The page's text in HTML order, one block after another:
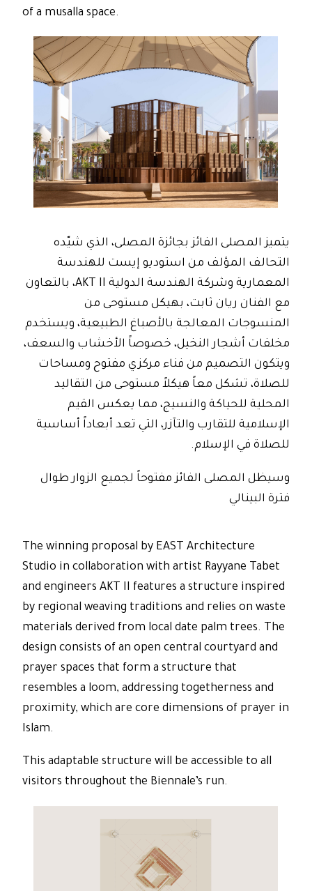
of a musalla space.
يتميز المصلى الفائز بجائزة المصلى، الذي شيّده
التحالف المؤلف من استوديو إيست للهندسة
المعمارية وشركة الهندسة الدولية AKT II، بالتعاون
مع الفنان ريان ثابت، بهيكل مستوحى من
المنسوجات المعالجة بالأصباغ الطبيعية، ويستخدم
مخلفات أشجار النخيل، خصوصاً الأخشاب والسعف،
ويتكون التصميم من فناء مركزي مفتوح ومساحات
للصلاة، تشكل معاً هيكلاً مستوحى من التقاليد
المحلية للحياكة والنسيج، مما يعكس القيم
الإسلامية للتقارب والتآزر، التي تعد أبعاداً أساسية
للصلاة في الإسلام.
وسيظل المصلى الفائز مفتوحاً لجميع الزوار طوال
فترة البينالي
The winning proposal by EAST Architecture
Studio in collaboration with artist Rayyane Tabet
and engineers AKT II features a structure inspired
by regional weaving traditions and relies on waste
materials derived from local date palm trees. The
design consists of an open central courtyard and
prayer spaces that form a structure that
resembles a loom, addressing togetherness and
proximity, which are core dimensions of prayer in
Islam.
This adaptable structure will be accessible to all
visitors throughout the Biennale’s run.